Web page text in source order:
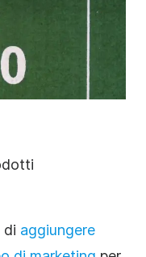
di aggiungere